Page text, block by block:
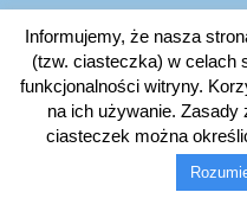
Informujemy, że nasza
(tzw. ciasteczka) w celach
funkcjonalności witryny.
na ich używanie.
ciasteczek można